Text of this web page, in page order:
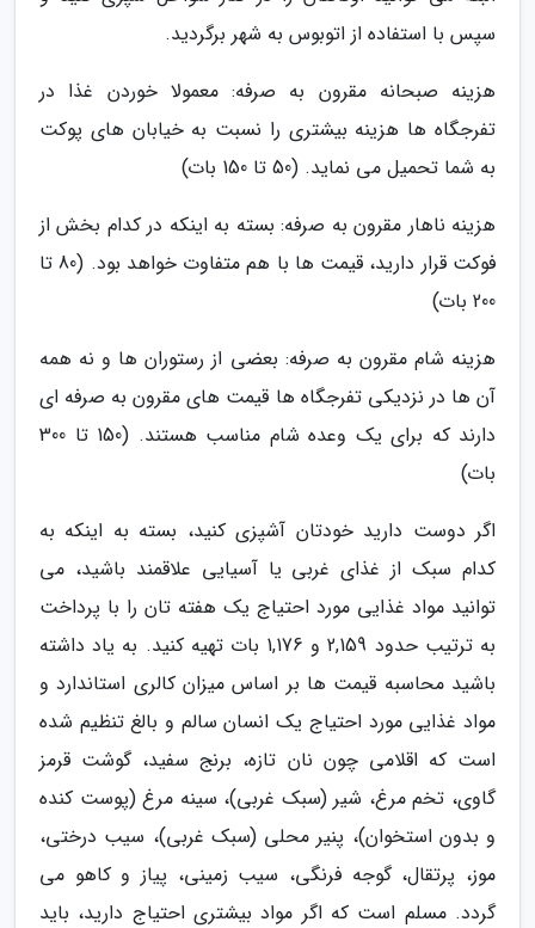
سپس با استفاده از اتوبوس به شهر برگردید.
هزینه صبحانه مقرون به صرفه: معمولا خوردن غذا در
تفرجگاه ها هزینه بیشتری را نسبت به خیابان های پوکت
به شما تحمیل می نماید. (50 تا 150 بات)
هزینه ناهار مقرون به صرفه: بسته به اینکه در کدام بخش از
فوکت قرار دارید، قیمت ها با هم متفاوت خواهد بود. (80 تا
200 بات)
هزینه شام مقرون به صرفه: بعضی از رستوران ها و نه همه
آن ها در نزدیکی تفرجگاه ها قیمت های مقرون به صرفه ای
دارند که برای یک وعده شام مناسب هستند. (150 تا 300
بات)
اگر دوست دارید خودتان آشپزی کنید، بسته به اینکه به
کدام سبک از غذای غربی یا آسیایی علاقمند باشید، می
توانید مواد غذایی مورد احتیاج یک هفته تان را با پرداخت
به ترتیب حدود 2,159 و 1,176 بات تهیه کنید. به یاد داشته
باشید محاسبه قیمت ها بر اساس میزان کالری استاندارد و
مواد غذایی مورد احتیاج یک انسان سالم و بالغ تنظیم شده
است که اقلامی چون نان تازه، برنج سفید، گوشت قرمز
گاوی، تخم مرغ، شیر (سبک غربی)، سینه مرغ (پوست کنده
و بدون استخوان)، پنیر محلی (سبک غربی)، سیب درختی،
موز، پرتقال، گوجه فرنگی، سیب زمینی، پیاز و کاهو می
گردد. مسلم است که اگر مواد بیشتری احتیاج دارید، باید